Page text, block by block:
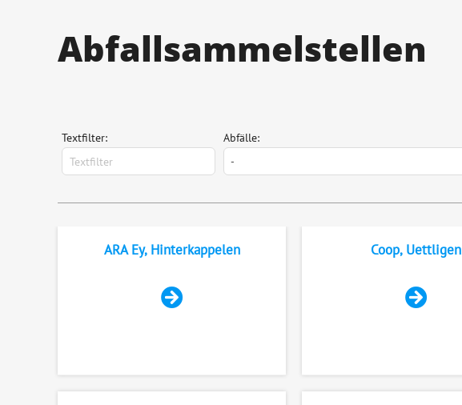
Abfallsammelstellen
Textfilter: Abfälle:
-
ARA Ey, Hinterkappelen Coop, Uettligen